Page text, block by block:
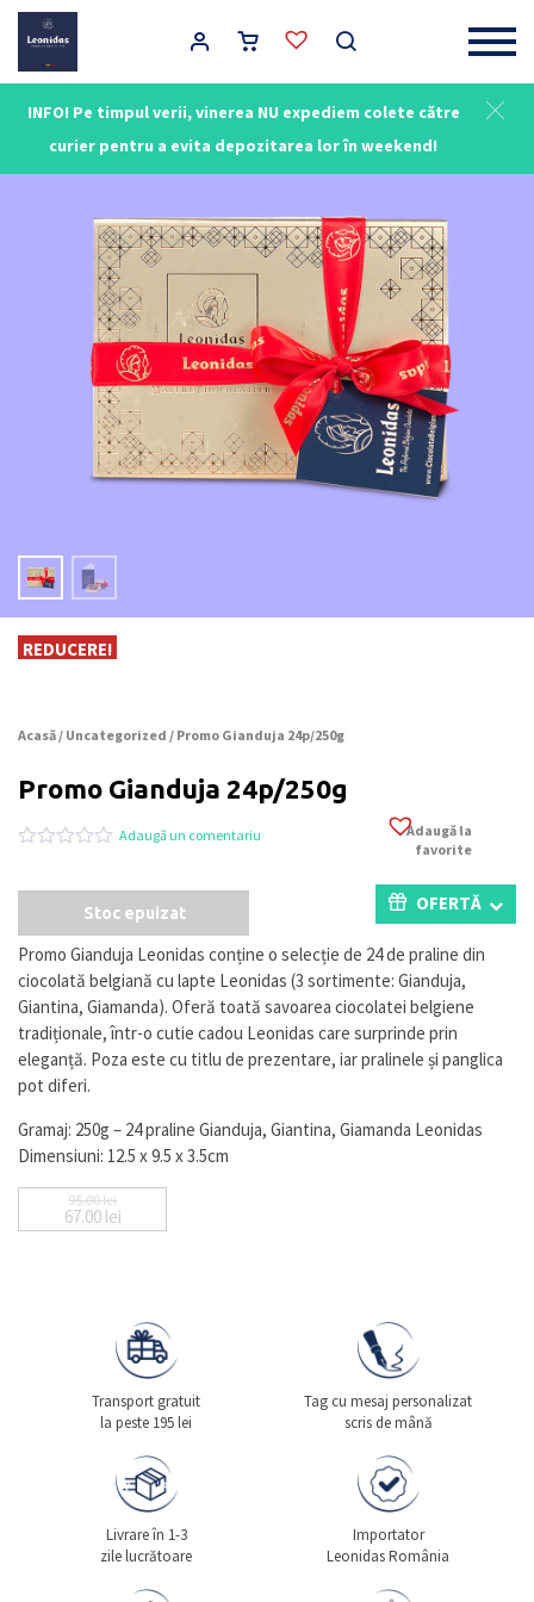
INFO! Pe timpul verii, vinerea NU expediem colete către
curier pentru a evita depozitarea lor în weekend!
Main Navigation
REDUCERE!
Acasă / Uncategorized / Promo Gianduja 24p/250g
Promo Gianduja 24p/250g
5
pe
a
evaluări
la
clienți
Adaugă un comentariu
Adaugă la
favorite
Stoc epuizat OFERTĂ
Promo Gianduja Leonidas conține o selecție de 24 de praline din
ciocolată belgiană cu lapte Leonidas (3 sortimente: Gianduja,
Giantina, Giamanda). Oferă toată savoarea ciocolatei belgiene
tradiționale, într-o cutie cadou Leonidas care surprinde prin
eleganță. Poza este cu titlu de prezentare, iar pralinele și panglica
pot diferi.
Gramaj: 250g – 24 praline Gianduja, Giantina, Giamanda Leonidas
Dimensiuni: 12.5 x 9.5 x 3.5cm
95.00lei
Prețul inițial a fost: 95.00 lei.
67.00 lei
Prețul curent este: 67.00 lei.
Transport gratuit
la peste 195 lei
Tag cu mesaj personalizat
scris de mână
Livrare în 1-3
zile lucrătoare
Importator
Leonidas România